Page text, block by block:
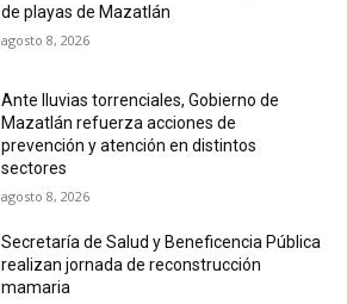
de playas de Mazatlán
agosto 8, 2026
Ante lluvias torrenciales, Gobierno de
Mazatlán refuerza acciones de
prevención y atención en distintos
sectores
agosto 8, 2026
Secretaría de Salud y Beneficencia Pública
realizan jornada de reconstrucción
mamaria